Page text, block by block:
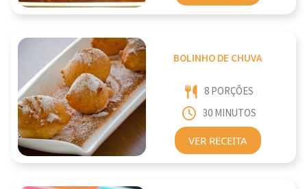
BOLINHO DE CHUVA
8 PORÇÕES
30 MINUTOS
VER RECEITA